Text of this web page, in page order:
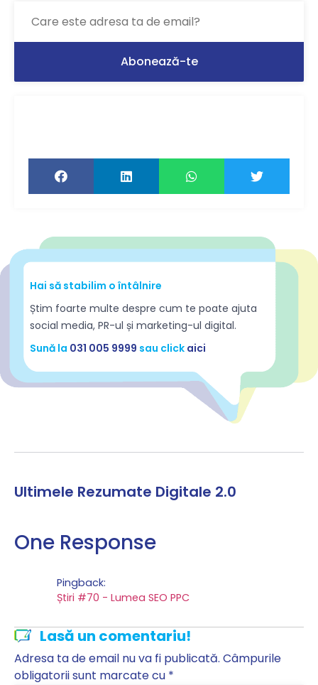
Hai să stabilim o întâlnire
Știm foarte multe despre cum te poate ajuta
social media, PR-ul și marketing-ul digital.
Sună la 031 005 9999 sau click aici
Ultimele Rezumate Digitale 2.0
One Response
Pingback:
Știri #70 - Lumea SEO PPC
Lasă un comentariu!
Adresa ta de email nu va fi publicată. Câmpurile
obligatorii sunt marcate cu *